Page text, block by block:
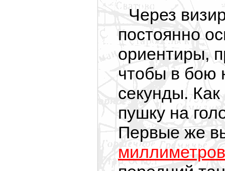
Через
постоянно
ориентиры,
чтобы в бою
секунды.
пушку на
Первые же